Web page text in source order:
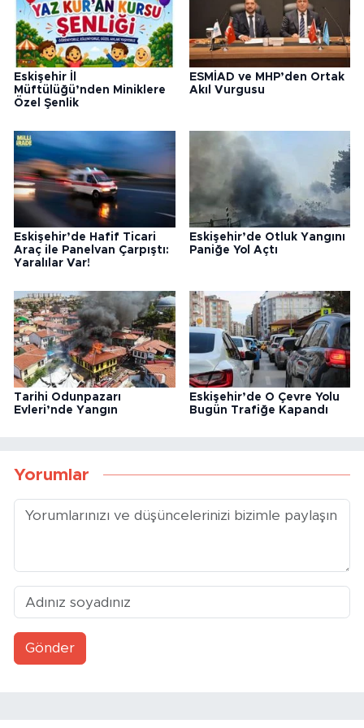
Eskişehir İl
Müftülüğü’nden Miniklere
Özel Şenlik
ESMİAD ve MHP’den Ortak
Akıl Vurgusu
Eskişehir’de Hafif Ticari
Araç ile Panelvan Çarpıştı:
Yaralılar Var!
Eskişehir’de Otluk Yangını
Paniğe Yol Açtı
Tarihi Odunpazarı
Evleri’nde Yangın
Eskişehir’de O Çevre Yolu
Bugün Trafiğe Kapandı
Yorumlar
Gönder